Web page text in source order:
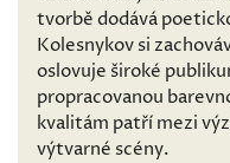
tvorbě dodává
Kolesnykov si
oslovuje široké
propracovanou
kvalitám patří mezi
výtvarné scény.